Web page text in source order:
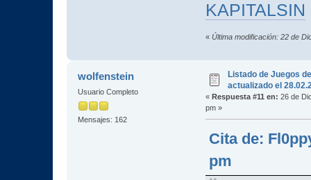
KAPITALSIN
« Última modificación: 22 de
wolfenstein
Usuario Completo
Mensajes: 162
Listado de Juegos
actualizado el
« Respuesta #11 en: 26 de
pm »
Cita de:
pm